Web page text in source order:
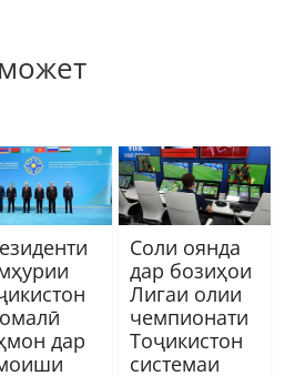
дар
Соли оянда
дар бозиҳои
Лигаи олии
чемпионати
Тоҷикистон
системаи